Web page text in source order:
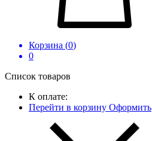
Корзина (0)
0
Список товаров
К оплате:
Перейти в корзину Оформить